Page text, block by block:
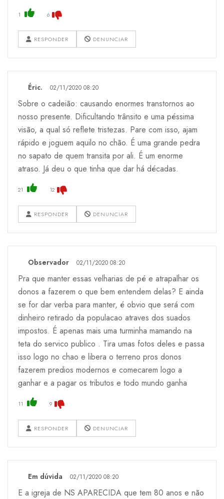
1 6
RESPONDER DENUNCIAR
Éric. 02/11/2020 08:20
Sobre o cadeião: causando enormes transtornos ao
nosso presente. Dificultando trânsito e uma péssima
visão, a qual só reflete tristezas. Pare com isso, ajam
rápido e joguem aquilo no chão. É uma grande pedra
no sapato de quem transita por ali. É um enorme
atraso. Já deu o que tinha que dar há décadas.
21 12
RESPONDER DENUNCIAR
Observador 02/11/2020 08:20
Pra que manter essas velharias de pé e atrapalhar os
donos a fazerem o que bem entendem delas? E ainda
se for dar verba para manter, é obvio que será com
dinheiro retirado da populacao atraves dos suados
impostos. É apenas mais uma turminha mamando na
teta do servico publico . Tira umas fotos deles e passa
isso logo no chao e libera o terreno pros donos
fazerem predios modernos e comecarem logo a
ganhar e a pagar os tributos e todo mundo ganha
11 9
RESPONDER DENUNCIAR
Em dúvida 02/11/2020 08:20
E a igreja de NS APARECIDA que tem 80 anos e não